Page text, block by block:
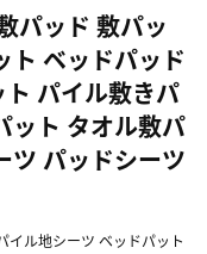
パッド 敷パッ
ト ベッドパッド
パイル敷きパ
ット タオル敷パ
ツ パッドシーツ
イル地シーツ ベッドパット